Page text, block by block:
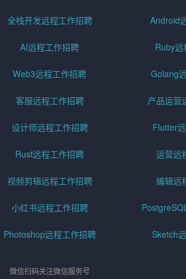
全栈开发远程工作招聘 Android
AI远程工作招聘 Ruby
Web3远程工作招聘 Golang
客服远程工作招聘 产品运营
设计师远程工作招聘 Flutter
Rust远程工作招聘 运营远
视频剪辑远程工作招聘 编辑远
小红书远程工作招聘
Photoshop远程工作招聘 Sketch
微信扫码关注微信服务号